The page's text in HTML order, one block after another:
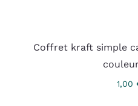
Coffret kraft simple
1,00